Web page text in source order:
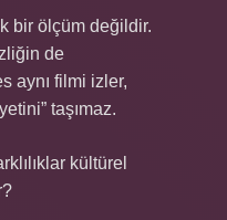
bir ölçüm değildir.
de
aynı filmi izler,
taşımaz.
kültürel